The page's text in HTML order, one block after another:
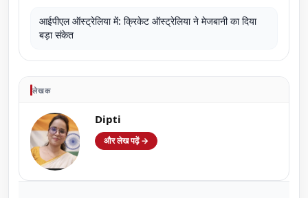
आईपीएल ऑस्ट्रेलिया में: क्रिकेट ऑस्ट्रेलिया ने मेजबानी का दिया
बड़ा संकेत
लेखक
Dipti
और लेख पढ़ें →